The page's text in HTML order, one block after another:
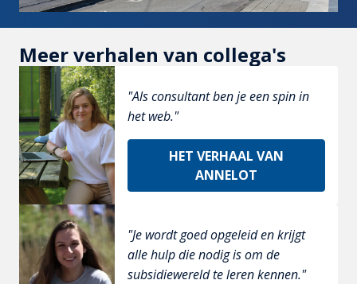
Meer verhalen van collega's
"Als consultant ben je een spin in
het web."
HET VERHAAL VAN
ANNELOT
"Je wordt goed opgeleid en krijgt
alle hulp die nodig is om de
subsidiewereld te leren kennen."